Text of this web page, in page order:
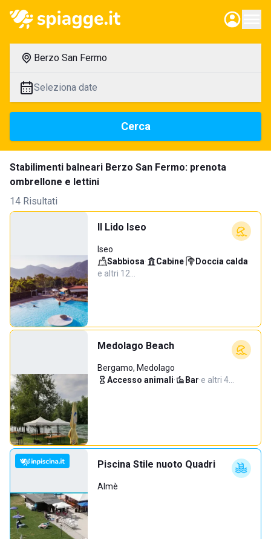
Berzo San Fermo
Seleziona date
Cerca
Stabilimenti balneari Berzo San Fermo: prenota
ombrellone e lettini
14 Risultati
Il Lido Iseo
Iseo
Sabbiosa· Cabine· Doccia calda·
e altri 12…
Medolago Beach
Bergamo, Medolago
Accesso animali· Bar·e altri 4…
Piscina Stile nuoto Quadri
Almè